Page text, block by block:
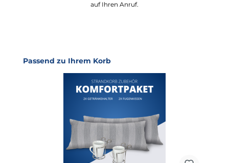
auf Ihren Anruf.
Produktgalerie überspringen
Passend zu Ihrem Korb